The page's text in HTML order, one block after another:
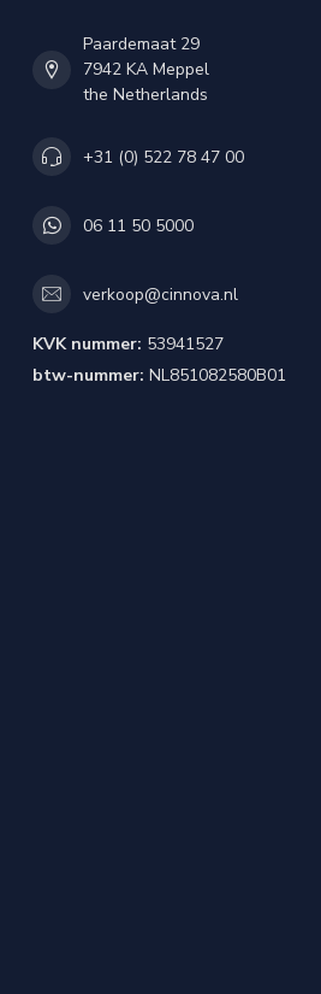
Paardemaat 29
7942 KA Meppel
the Netherlands
+31 (0) 522 78 47 00
06 11 50 5000
verkoop@cinnova.nl
KVK nummer: 53941527
btw-nummer: NL851082580B01